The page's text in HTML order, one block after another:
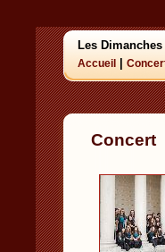
Les
Accueil
Concert